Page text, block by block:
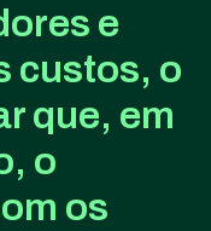
e
custos, o
que, em
o
os